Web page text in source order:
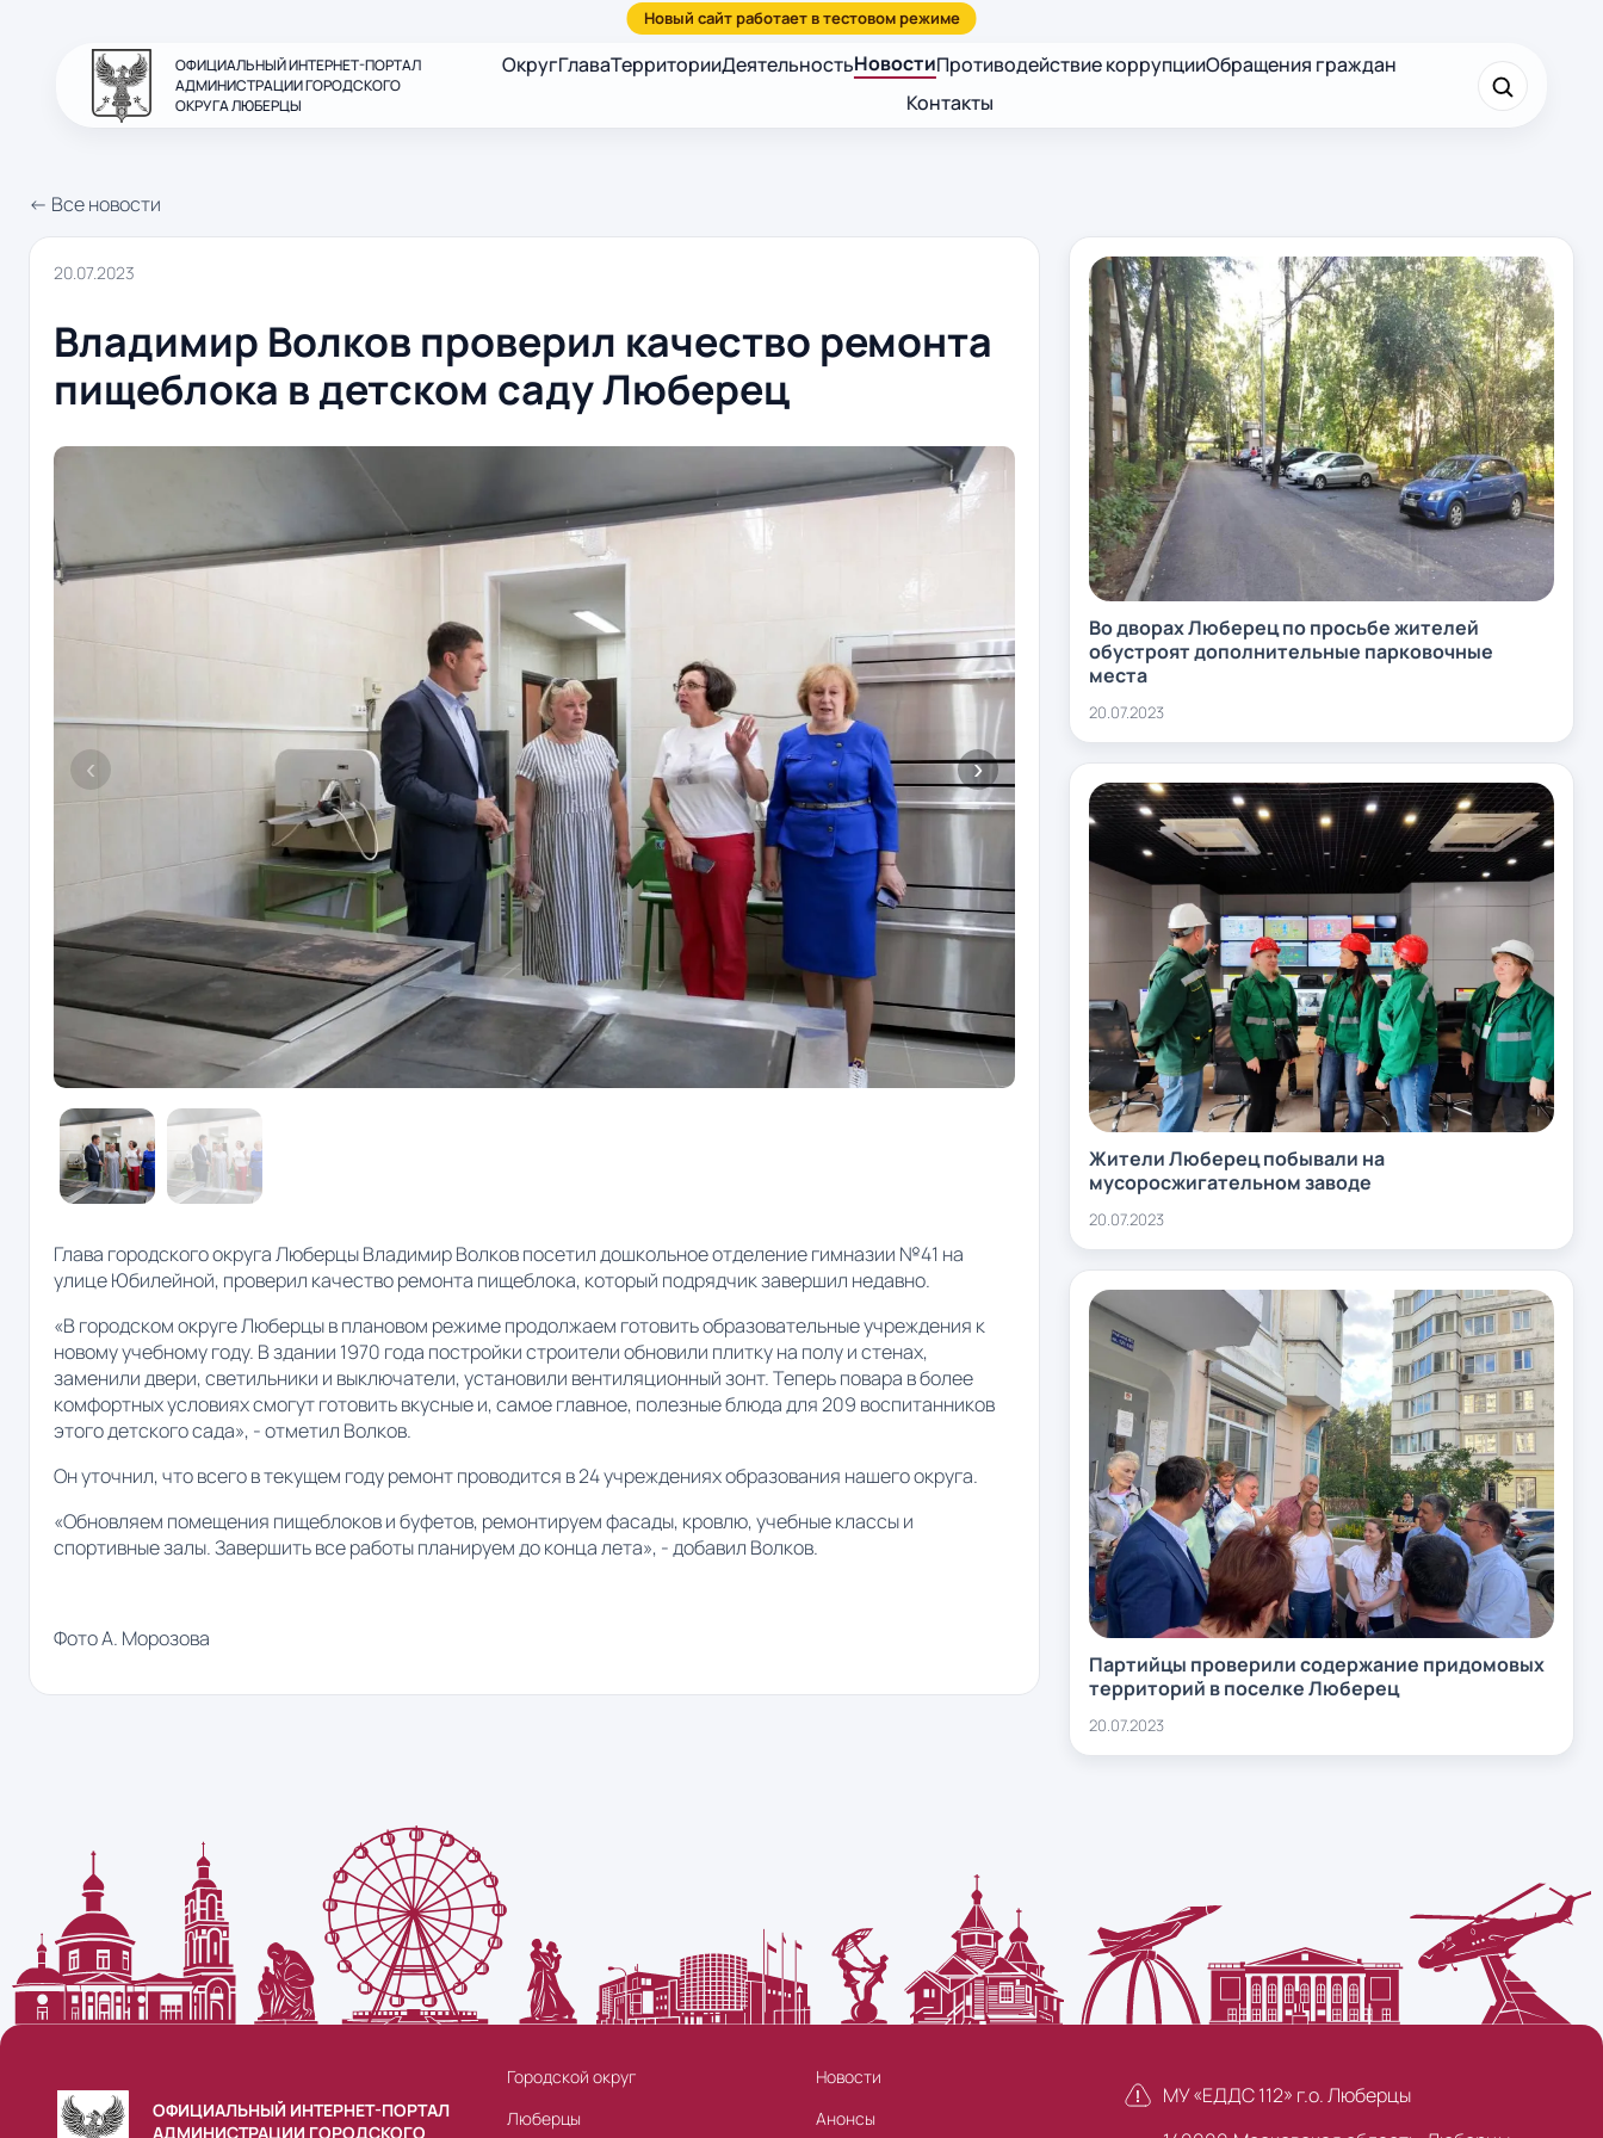
ОФИЦИАЛЬНЫЙ ИНТЕРНЕТ-ПОРТАЛ
АДМИНИСТРАЦИИ ГОРОДСКОГО
ОКРУГА ЛЮБЕРЦЫ
ОкругГлаваТерриторииДеятельностьНовостиПротиводействие коррупцииОбращения граждан
Контакты
← Все новости
20.07.2023
Владимир Волков проверил качество ремонта
пищеблока в детском саду Люберец
Глава городского округа Люберцы Владимир Волков посетил дошкольное отделение гимназии №41 на
улице Юбилейной, проверил качество ремонта пищеблока, который подрядчик завершил недавно.
«В городском округе Люберцы в плановом режиме продолжаем готовить образовательные учреждения к
новому учебному году. В здании 1970 года постройки строители обновили плитку на полу и стенах,
заменили двери, светильники и выключатели, установили вентиляционный зонт. Теперь повара в более
комфортных условиях смогут готовить вкусные и, самое главное, полезные блюда для 209 воспитанников
этого детского сада», - отметил Волков.
Он уточнил, что всего в текущем году ремонт проводится в 24 учреждениях образования нашего округа.
«Обновляем помещения пищеблоков и буфетов, ремонтируем фасады, кровлю, учебные классы и
спортивные залы. Завершить все работы планируем до конца лета», - добавил Волков.
Фото А. Морозова
Во дворах Люберец по просьбе жителей
обустроят дополнительные парковочные
места
20.07.2023
Жители Люберец побывали на
мусоросжигательном заводе
20.07.2023
Партийцы проверили содержание придомовых
территорий в поселке Люберец
20.07.2023
ОФИЦИАЛЬНЫЙ ИНТЕРНЕТ-ПОРТАЛ
АДМИНИСТРАЦИИ ГОРОДСКОГО
Городской округ
Люберцы
Новости
Анонсы
МУ «ЕДДС 112» г.о. Люберцы